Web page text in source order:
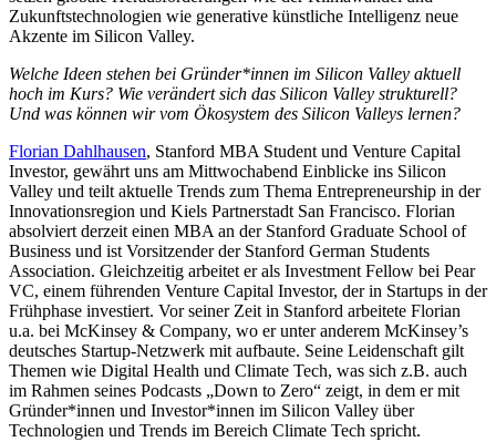
Zukunftstechnologien wie generative künstliche Intelligenz neue
Akzente im Silicon Valley.
Welche Ideen stehen bei Gründer*innen im Silicon Valley aktuell
hoch im Kurs? Wie verändert sich das Silicon Valley strukturell?
Und was können wir vom Ökosystem des Silicon Valleys lernen?
Florian Dahlhausen, Stanford MBA Student und Venture Capital
Investor, gewährt uns am Mittwochabend Einblicke ins Silicon
Valley und teilt aktuelle Trends zum Thema Entrepreneurship in der
Innovationsregion und Kiels Partnerstadt San Francisco. Florian
absolviert derzeit einen MBA an der Stanford Graduate School of
Business und ist Vorsitzender der Stanford German Students
Association. Gleichzeitig arbeitet er als Investment Fellow bei Pear
VC, einem führenden Venture Capital Investor, der in Startups in der
Frühphase investiert. Vor seiner Zeit in Stanford arbeitete Florian
u.a. bei McKinsey & Company, wo er unter anderem McKinsey’s
deutsches Startup-Netzwerk mit aufbaute. Seine Leidenschaft gilt
Themen wie Digital Health und Climate Tech, was sich z.B. auch
im Rahmen seines Podcasts „Down to Zero“ zeigt, in dem er mit
Gründer*innen und Investor*innen im Silicon Valley über
Technologien und Trends im Bereich Climate Tech spricht.